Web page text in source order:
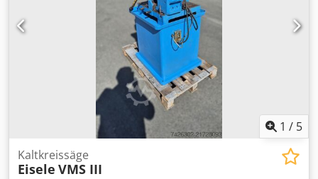
1 / 5
Kaltkreissäge
Eisele VMS III